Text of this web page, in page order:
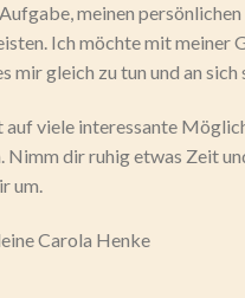
meinen
Ich möchte mit meiner
mir gleich zu tun und an
auf viele interessante
Nimm dir ruhig etwas Zeit
um.
Carola Henke